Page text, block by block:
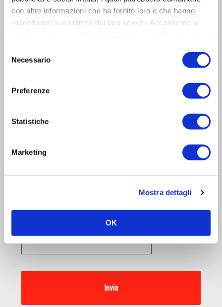
con altre informazioni che ha fornito loro o che hanno
raccolto dal suo utilizzo dei loro servizi. Acconsenta ai
delNecessario
Preferenze
Statistiche
Marketing
Mostra dettagli
OK
Dimostra di essere umano selezionando